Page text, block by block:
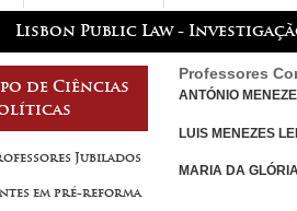
Lisbon Public Law -
de Ciências
Jubilados
em pré-reforma
Professores
ANTÓNIO
LUIS MENEZES
MARIA DA